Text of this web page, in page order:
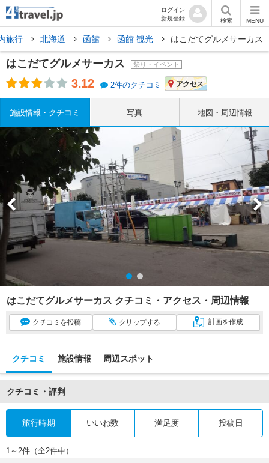
ログイン
新規登録
検索 MENU
旅行 北海道 函館 函館 観光 はこだてグルメサーカス
はこだてグルメサーカス 祭り・イベント
3.12 2件のクチコミ アクセス
施設情報・クチコミ 写真 地図・周辺情報
はこだてグルメサーカス クチコミ・アクセス・周辺情報
クチコミ を投稿 クリップする 計画を作成
クチコミ 施設情報 周辺スポット
クチコミ・評判
旅行時期 いいね数 満足度 投稿日
1～2件（全2件中）